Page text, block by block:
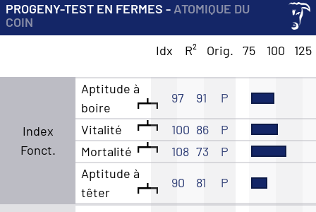
PROGENY-TEST EN FERMES - ATOMIQUE DU
COIN
Idx
R² Orig. 75 100 125
Index
Fonct.
Aptitude à
boire
97 91 P
Vitalité 100 86
P
Mortalité
108 73
P
Aptitude à
têter
90 81 P